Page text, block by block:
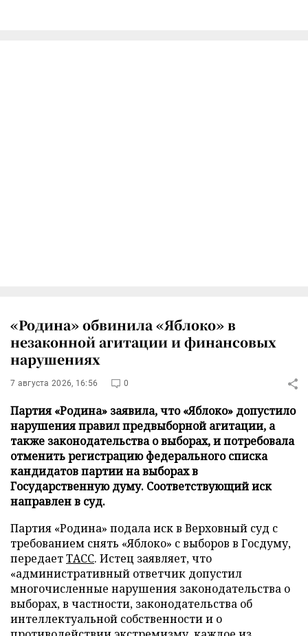
«Родина» обвинила «Яблоко» в
незаконной агитации и финансовых
нарушениях
7 августа 2026, 16:56 0
Партия «Родина» заявила, что «Яблоко» допустило
нарушения правил предвыборной агитации, а
также законодательства о выборах, и потребовала
отменить регистрацию федерального списка
кандидатов партии на выборах в
Государственную думу. Соответствующий иск
направлен в суд.
Партия «Родина» подала иск в Верховный суд с
требованием снять «Яблоко» с выборов в Госдуму,
передаетТАСС. Истец заявляет, что
«административный ответчик допустил
многочисленные нарушения законодательства о
выборах, в частности, законодательства об
интеллектуальной собственности и о